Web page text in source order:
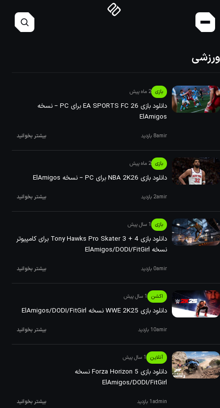
ورزشی
بازی 2 ماه پیش
دانلود بازی EA SPORTS FC 26 برای PC – نسخه
ElAmigos
amir8 بازدید بیشتر بخوانید
بازی 2 ماه پیش
دانلود بازی NBA 2K26 برای PC – نسخه ElAmigos
amir2 بازدید بیشتر بخوانید
بازی 1 سال پیش
دانلود بازی ‏Tony Hawks Pro Skater 3 + 4 برای کامپیوتر
نسخه ElAmigos/DODI/FitGirl
amir0 بازدید بیشتر بخوانید
اکشن 1 سال پیش
دانلود بازی WWE 2K25 نسخه ElAmigos/DODI/FitGirl
amir10 بازدید بیشتر بخوانید
آنلاین 1 سال پیش
دانلود بازی Forza Horizon 5 نسخه
ElAmigos/DODI/FitGirl
admin1 بازدید بیشتر بخوانید